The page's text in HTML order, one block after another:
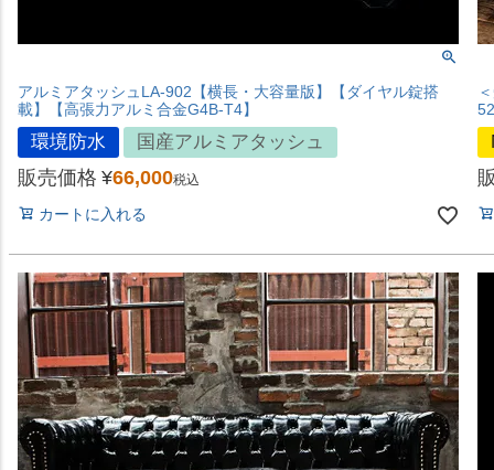
アルミアタッシュLA-902【横長・大容量版】【ダイヤル錠搭
載】【高張力アルミ合金G4B-T4】
環境防水 国産アルミアタッシュ
販売価格 ¥66,000税込
カートに入れる